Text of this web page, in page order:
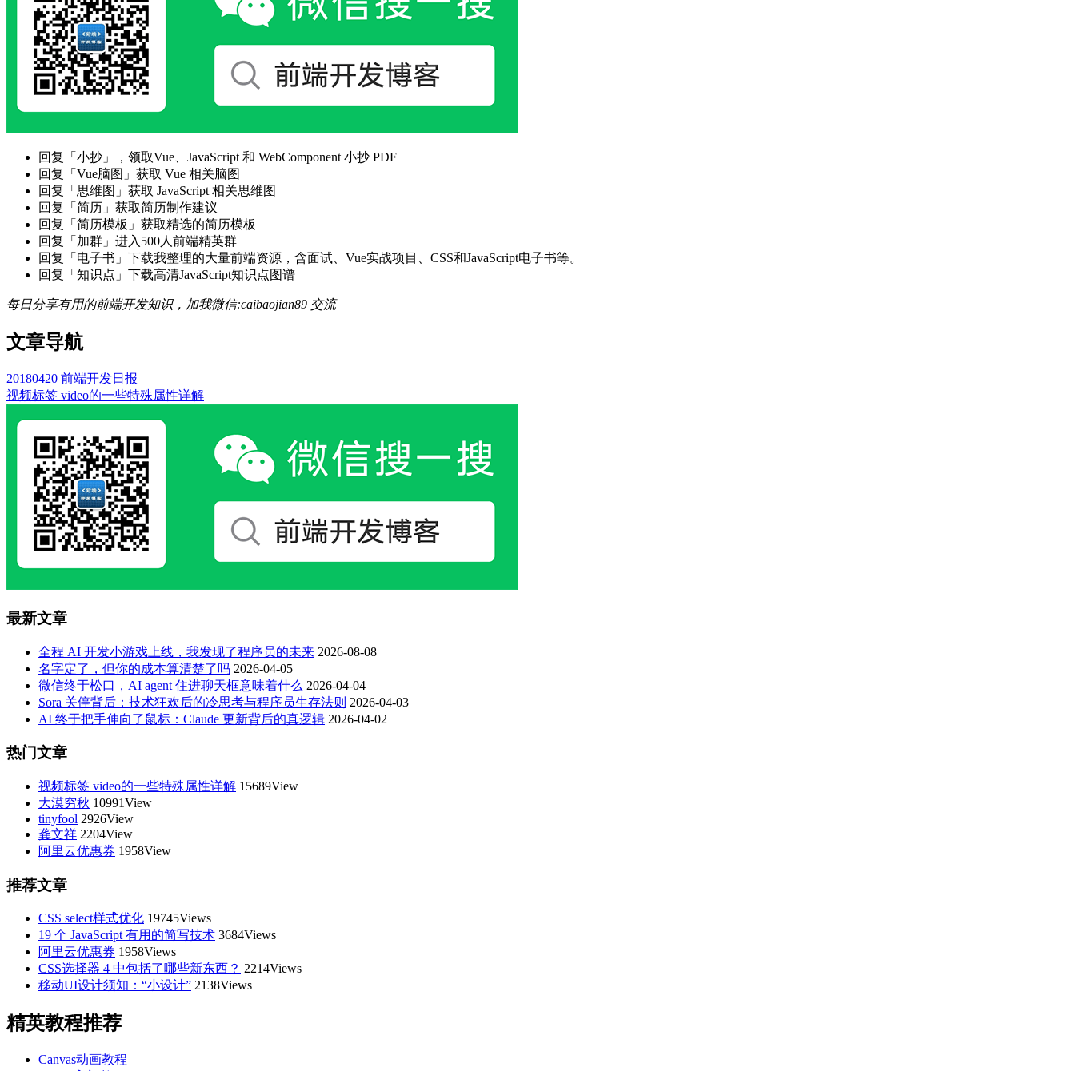
回复「小抄」，领取Vue、JavaScript 和 WebComponent 小抄 PDF
回复「Vue脑图」获取 Vue 相关脑图
回复「思维图」获取 JavaScript 相关思维图
回复「简历」获取简历制作建议
回复「简历模板」获取精选的简历模板
回复「加群」进入500人前端精英群
回复「电子书」下载我整理的大量前端资源，含面试、Vue实战项目、CSS和JavaScript电子书等。
回复「知识点」下载高清JavaScript知识点图谱
每日分享有用的前端开发知识，加我微信:caibaojian89 交流
文章导航
20180420 前端开发日报
视频标签 video的一些特殊属性详解
最新文章
全程 AI 开发小游戏上线，我发现了程序员的未来 2026-08-08
名字定了，但你的成本算清楚了吗 2026-04-05
微信终于松口，AI agent 住进聊天框意味着什么 2026-04-04
Sora 关停背后：技术狂欢后的冷思考与程序员生存法则 2026-04-03
AI 终于把手伸向了鼠标：Claude 更新背后的真逻辑 2026-04-02
热门文章
视频标签 video的一些特殊属性详解 15689View
大漠穷秋 10991View
tinyfool 2926View
龚文祥 2204View
阿里云优惠券 1958View
推荐文章
CSS select样式优化 19745Views
19 个 JavaScript 有用的简写技术 3684Views
阿里云优惠券 1958Views
CSS选择器 4 中包括了哪些新东西？ 2214Views
移动UI设计须知：“小设计” 2138Views
精英教程推荐
Canvas动画教程